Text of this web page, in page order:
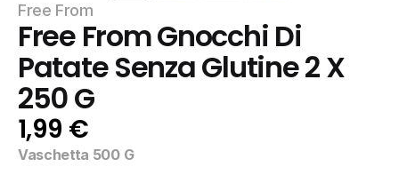
Free From
Free From Gnocchi Di
Patate Senza Glutine 2 X
250 G
1,99 €
Vaschetta 500 G